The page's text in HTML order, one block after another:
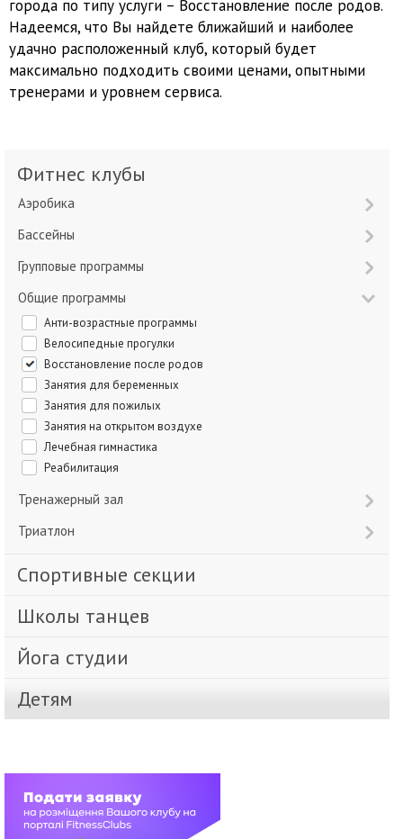
города по типу услуги – Восстановление после родов.
Надеемся, что Вы найдете ближайший и наиболее
удачно расположенный клуб, который будет
максимально подходить своими ценами, опытными
тренерами и уровнем сервиса.
Фитнес клубы
Аэробика
Бассейны
Групповые программы
Общие программы
Анти-возрастные программы
Велосипедные прогулки
Восстановление после родов
Занятия для беременных
Занятия для пожилых
Занятия на открытом воздухе
Лечебная гимнастика
Реабилитация
Тренажерный зал
Триатлон
Спортивные секции
Школы танцев
Йога студии
Детям